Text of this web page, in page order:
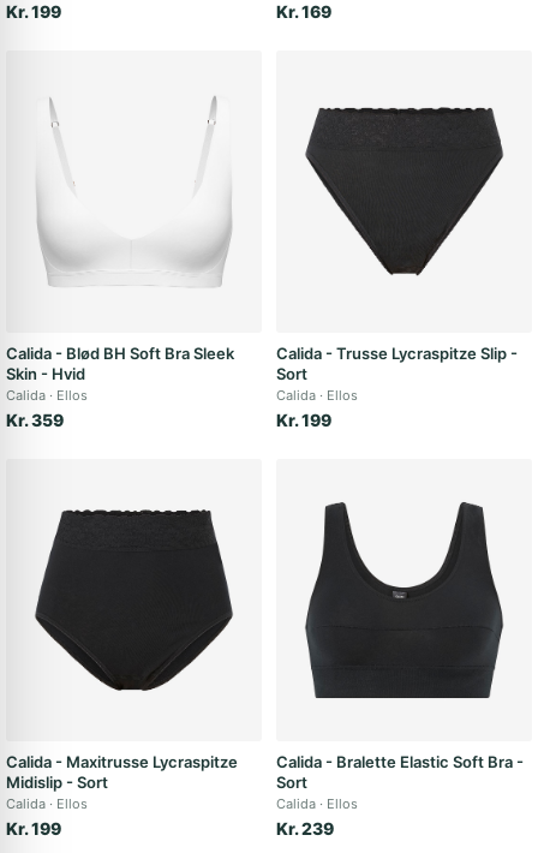
Kr. 199 Kr. 169
Calida - Blød BH Soft Bra Sleek
Skin - Hvid
Calida Ellos
Kr. 359
Calida - Trusse Lycraspitze Slip -
Sort
Calida Ellos
Kr. 199
Calida - Maxitrusse Lycraspitze
Midislip - Sort
Calida Ellos
Kr. 199
Calida - Bralette Elastic Soft Bra -
Sort
Calida Ellos
Kr. 239